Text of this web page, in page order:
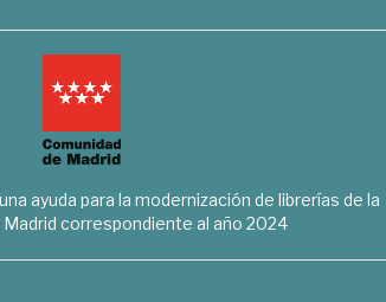
ayuda para la modernización de librerías de la
Madrid correspondiente al año 2024